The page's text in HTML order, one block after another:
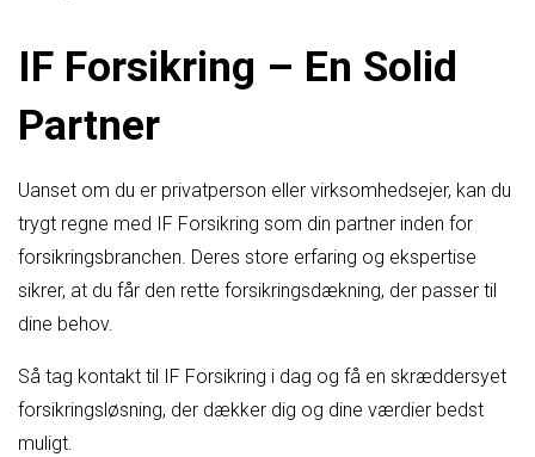
IF Forsikring – En Solid
Partner
Uanset om du er privatperson eller virksomhedsejer, kan du
trygt regne med IF Forsikring som din partner inden for
forsikringsbranchen. Deres store erfaring og ekspertise
sikrer, at du får den rette forsikringsdækning, der passer til
dine behov.
Så tag kontakt til IF Forsikring i dag og få en skræddersyet
forsikringsløsning, der dækker dig og dine værdier bedst
muligt.